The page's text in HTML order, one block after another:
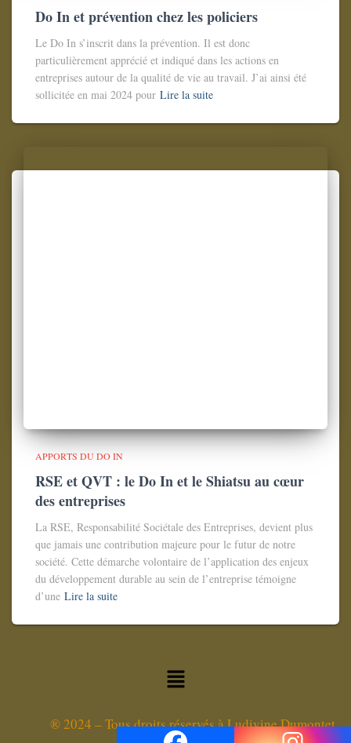
Do In et prévention chez les policiers
Le Do In s’inscrit dans la prévention. Il est donc
particulièrement apprécié et indiqué dans les actions en
entreprises autour de la qualité de vie au travail. J’ai ainsi été
sollicitée en mai 2024 pour Lire la suite
APPORTS DU DO IN
RSE et QVT : le Do In et le Shiatsu au cœur
des entreprises
La RSE, Responsabilité Sociétale des Entreprises, devient plus
que jamais une contribution majeure pour le futur de notre
société. Cette démarche volontaire de l’application des enjeux
du développement durable au sein de l’entreprise témoigne
d’une Lire la suite
®2024 – Tous droits réservés à Ludivine Dumontet